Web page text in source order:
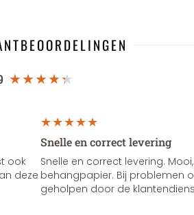
ook
deze
Snelle en correct levering
Snelle en correct levering.
behangpapier. Bij problemen
geholpen door de